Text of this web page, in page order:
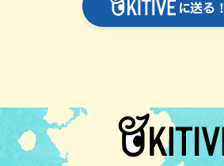
に送る！